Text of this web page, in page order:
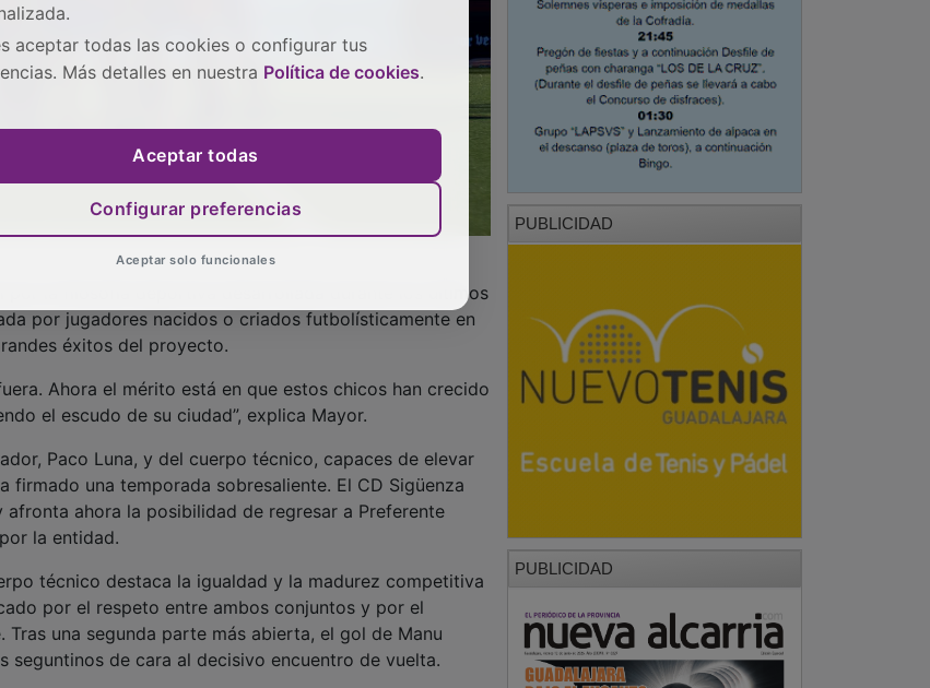
por la filosofía deportiva desarrollada durante los últimos
por jugadores nacidos o criados futbolísticamente en
éxitos del proyecto.
Ahora el mérito está en que estos chicos han crecido
el escudo de su ciudad”, explica Mayor.
Paco Luna, y del cuerpo técnico, capaces de elevar
una temporada sobresaliente. El CD Sigüenza
ahora la posibilidad de regresar a Preferente
la entidad.
técnico destaca la igualdad y la madurez competitiva
por el respeto entre ambos conjuntos y por el
una segunda parte más abierta, el gol de Manu
seguntinos de cara al decisivo encuentro de vuelta.
PUBLICIDAD
PUBLICIDAD
aceptar todas las cookies o configurar tus
Más detalles en nuestra Política de cookies.
Aceptar todas
Configurar preferencias
Aceptar solo funcionales